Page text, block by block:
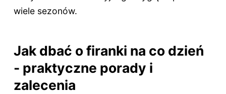
wiele sezonów.
Jak dbać o firanki na co dzień
- praktyczne porady i
zalecenia